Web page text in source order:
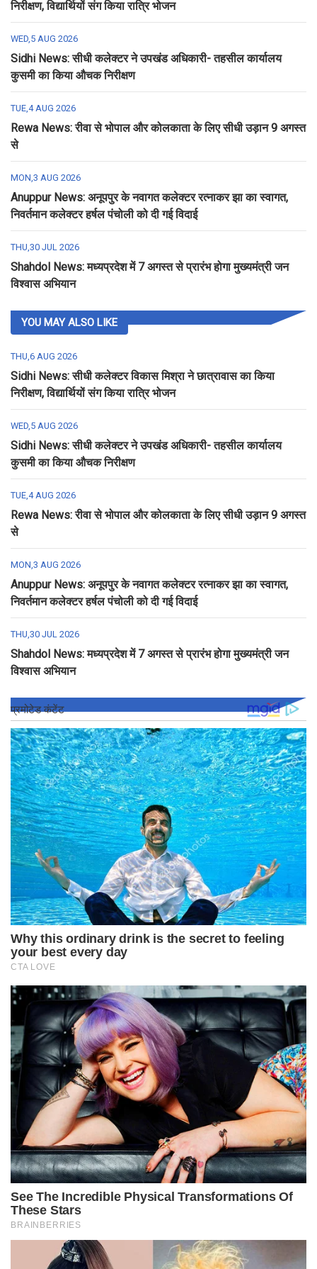
निरीक्षण, विद्यार्थियों संग किया रात्रि भोजन
WED,5 AUG 2026
Sidhi News: सीधी कलेक्टर ने उपखंड अधिकारी- तहसील कार्यालय
कुसमी का किया औचक निरीक्षण
TUE,4 AUG 2026
Rewa News: रीवा से भोपाल और कोलकाता के लिए सीधी उड़ान 9 अगस्त
से
MON,3 AUG 2026
Anuppur News: अनूपपुर के नवागत कलेक्टर रत्नाकर झा का स्वागत,
निवर्तमान कलेक्टर हर्षल पंचोली को दी गई विदाई
THU,30 JUL 2026
Shahdol News: मध्यप्रदेश में 7 अगस्त से प्रारंभ होगा मुख्यमंत्री जन
विश्वास अभियान
YOU MAY ALSO LIKE
THU,6 AUG 2026
Sidhi News: सीधी कलेक्टर विकास मिश्रा ने छात्रावास का किया
निरीक्षण, विद्यार्थियों संग किया रात्रि भोजन
WED,5 AUG 2026
Sidhi News: सीधी कलेक्टर ने उपखंड अधिकारी- तहसील कार्यालय
कुसमी का किया औचक निरीक्षण
TUE,4 AUG 2026
Rewa News: रीवा से भोपाल और कोलकाता के लिए सीधी उड़ान 9 अगस्त
से
MON,3 AUG 2026
Anuppur News: अनूपपुर के नवागत कलेक्टर रत्नाकर झा का स्वागत,
निवर्तमान कलेक्टर हर्षल पंचोली को दी गई विदाई
THU,30 JUL 2026
Shahdol News: मध्यप्रदेश में 7 अगस्त से प्रारंभ होगा मुख्यमंत्री जन
विश्वास अभियान